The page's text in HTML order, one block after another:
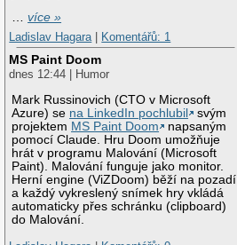
…více »
Ladislav Hagara
Komentářů: 1
MS Paint Doom
dnes 12:44 | Humor
Mark Russinovich (CTO v Microsoft
Azure) se na LinkedIn pochlubil
svým
projektem MS Paint Doom
napsaným
pomocí Claude. Hru Doom umožňuje
hrát v programu Malování (Microsoft
Paint). Malování funguje jako monitor.
Herní engine (ViZDoom) běží na pozadí
a každý vykreslený snímek hry vkládá
automaticky přes schránku (clipboard)
do Malování.